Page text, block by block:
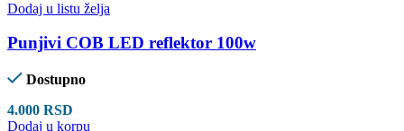
Dodaj u listu želja
Punjivi COB LED reflektor 100w
Dostupno
4.000 RSD
Dodaj u korpu